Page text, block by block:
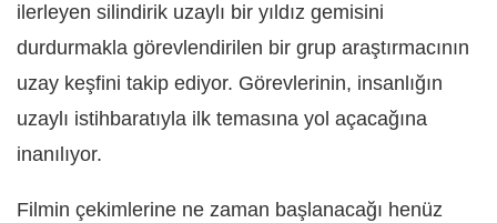
ilerleyen silindirik uzaylı bir yıldız gemisini
durdurmakla görevlendirilen bir grup araştırmacının
uzay keşfini takip ediyor. Görevlerinin, insanlığın
uzaylı istihbaratıyla ilk temasına yol açacağına
inanılıyor.
Filmin çekimlerine ne zaman başlanacağı henüz